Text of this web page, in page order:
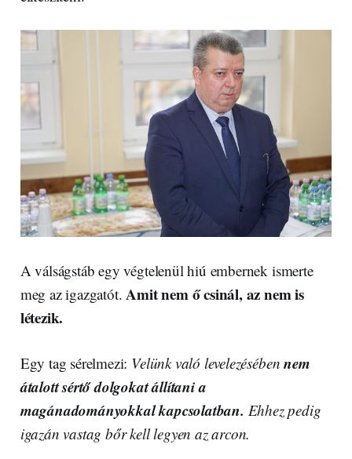
A válságstáb egy végtelenül hiú embernek ismerte
meg az igazgatót.Amit nem ő csinál, az nem is
létezik.
Egy tag sérelmezi: Velünk való levelezésébennem
átalott sértő dolgokat állítani a
magánadományokkal kapcsolatban. Ehhez pedig
igazán vastag bőr kell legyen az arcon.